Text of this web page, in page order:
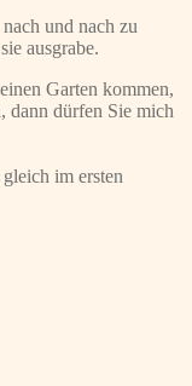
und nach zu
ausgrabe.
Garten kommen,
dann dürfen Sie mich
im ersten